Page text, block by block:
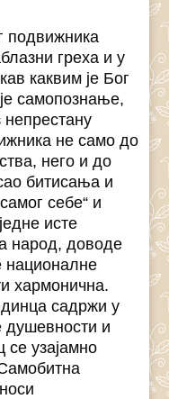
подвижника
греха и у
каквим је Бог
самопознање,
не само до
него и до
битисања и
себе“ и
исте
народ, доводе
хармонична.
садржи у
душевности и
се узајамно